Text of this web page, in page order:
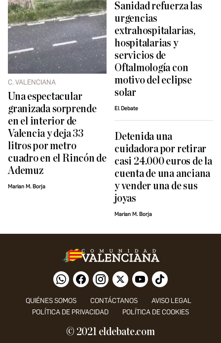
C. VALENCIANA
Una espectacular
granizada sorprende
en el interior de
Valencia y deja 33
litros por metro
cuadro en el Rincón de
Ademuz
Marian M. Borja
Sanidad refuerza las
urgencias
extrahospitalarias,
hospitalarias y
servicios de
Oftalmología con
motivo del eclipse
solar
El Debate
Detenida una
cuidadora por retirar
casi 24.000 euros de la
cuenta de una anciana
y vender una de sus
joyas
Marian M. Borja
QUIÉNES SOMOS CONTÁCTANOS
AVISO LEGAL
POLÍTICA DE PRIVACIDAD
POLÍTICA DE COOKIES
© 2021 eldebate.com